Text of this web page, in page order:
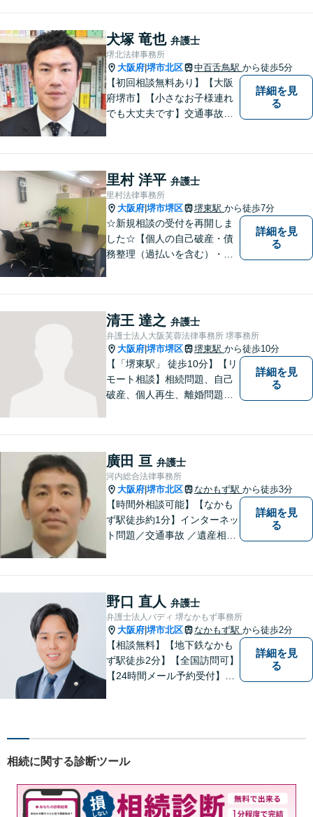
犬塚 竜也 弁護士
堺北法律事務所
大阪府 堺市北区 中百舌鳥駅 から徒歩5分
【初回相談無料あり】【大阪
府堺市】【小さなお子様連れ
でも大丈夫です】交通事故、
詳細を見
る
里村 洋平 弁護士
里村法律事務所
大阪府 堺市堺区 堺東駅 から徒歩7分
☆新規相談の受付を再開しま
した☆【個人の自己破産・債
務整理（過払いを含む）・法
回相談無料（特に時間制限は
ありません）】【堺東徒歩７
分】【分割払い・法テラス利
用もご相談下さい】
詳細を見
る
清王 達之 弁護士
弁護士法人大阪芙蓉法律事務所 堺事務所
大阪府 堺市堺区 堺東駅 から徒歩10分
【「堺東駅」 徒歩10分】【リ
モート相談】相続問題、自己
破産、個人再生、離婚問題な
イス致しますので、お気軽に
ご相談ください。
詳細を見
る
廣田 亘 弁護士
河内総合法律事務所
大阪府 堺市北区 なかもず駅 から徒歩3分
【時間外相談可能】【なかも
ず駅徒歩約1分】インターネッ
ト問題／交通事故 ／遺産相
かりとお応えいたします。 お
気軽にご相談ください。
詳細を見
る
野口 直人 弁護士
弁護士法人バディ 堺なかもず事務所
大阪府 堺市北区 なかもず駅 から徒歩2分
【相談無料】【地下鉄なかも
ず駅徒歩2分】【全国訪問可】
【24時間メール予約受付】
ます。
詳細を見
る
相続に関する診断ツール